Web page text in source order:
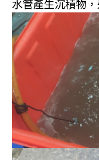
水管產生沉積物